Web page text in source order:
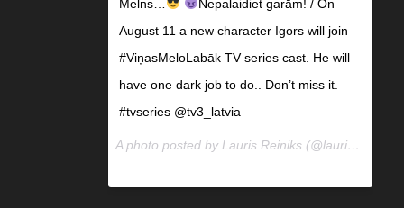
Melns…
Nepalaidiet garām! / On
August 11 a new character Igors will join
#ViņasMeloLabāk TV series cast. He will
have one dark job to do.. Don’t miss it.
#tvseries @tv3_latvia
A photo posted by Lauris Reiniks (@laurisreiniks) on